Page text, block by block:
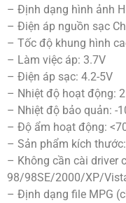
– Định dạng hình ảnh
– Điện áp nguồn sạc
– Tốc độ khung hình
– Làm việc áp: 3.7V
– Điện áp sạc: 4.2-5V
– Nhiệt độ hoạt động:
– Nhiệt độ bảo quản: -
– Độ ẩm hoạt động:
– Sản phẩm kích
– Không cần cài driver
98/98SE/2000/XP/
– Định dạng file MPG